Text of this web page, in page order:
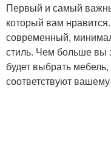
Первый и самый
который вам
современный,
стиль. Чем больше вы
будет выбрать
соответствуют